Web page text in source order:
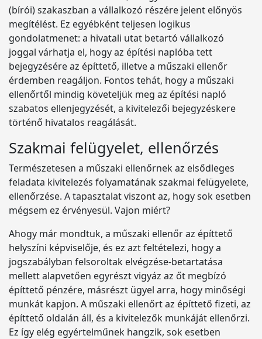
(bírói) szakaszban a vállalkozó részére jelent előnyös
megítélést. Ez egyébként teljesen logikus
gondolatmenet: a hivatali utat betartó vállalkozó
joggal várhatja el, hogy az építési naplóba tett
bejegyzésére az építtető, illetve a műszaki ellenőr
érdemben reagáljon. Fontos tehát, hogy a műszaki
ellenőrtől mindig követeljük meg az építési napló
szabatos ellenjegyzését, a kivitelezői bejegyzéskere
történő hivatalos reagálását.
Szakmai felügyelet, ellenőrzés
Természetesen a műszaki ellenőrnek az elsődleges
feladata kivitelezés folyamatának szakmai felügyelete,
ellenőrzése. A tapasztalat viszont az, hogy sok esetben
mégsem ez érvényesül. Vajon miért?
Ahogy már mondtuk, a műszaki ellenőr az építtető
helyszíni képviselője, és ez azt feltételezi, hogy a
jogszabályban felsoroltak elvégzése-betartatása
mellett alapvetően egyrészt vigyáz az őt megbízó
építtető pénzére, másrészt ügyel arra, hogy minőségi
munkát kapjon. A műszaki ellenőrt az építtető fizeti, az
építtető oldalán áll, és a kivitelezők munkáját ellenőrzi.
Ez így elég egyértelműnek hangzik, sok esetben